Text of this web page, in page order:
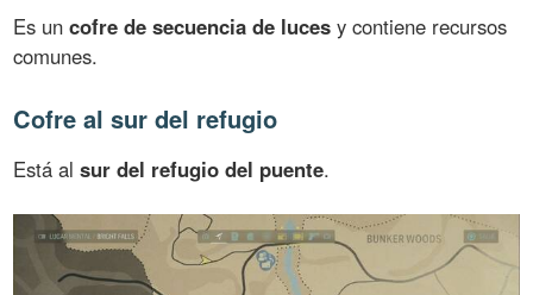
Es uncofre de secuencia de luces y contiene recursos
comunes.
Cofre al sur del refugio
Está alsur del refugio del puente.